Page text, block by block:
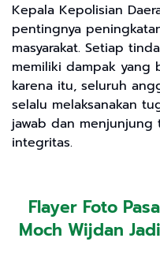
Kepala Kepolisian
pentingnya
masyarakat. Setiap
memiliki dampak yang
karena itu, seluruh
selalu melaksanakan
jawab dan
integritas.
Flayer Foto
Moch Wijdan